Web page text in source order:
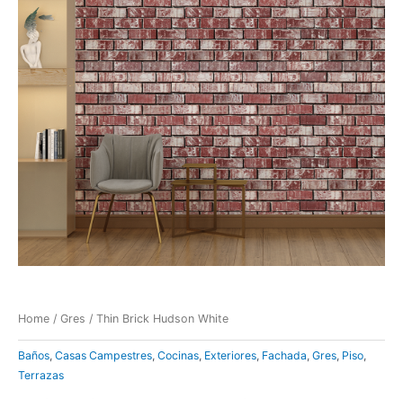
Home / Gres / Thin Brick Hudson White
Baños, Casas Campestres, Cocinas, Exteriores, Fachada, Gres, Piso,
Terrazas